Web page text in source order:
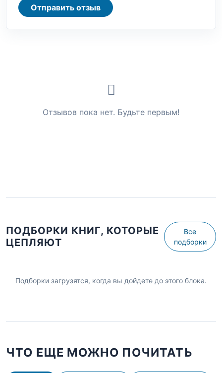
Отправить отзыв
Отзывов пока нет. Будьте первым!
ПОДБОРКИ КНИГ, КОТОРЫЕ
ЦЕПЛЯЮТ
Все
подборки
Подборки загрузятся, когда вы дойдете до этого блока.
ЧТО ЕЩЕ МОЖНО ПОЧИТАТЬ